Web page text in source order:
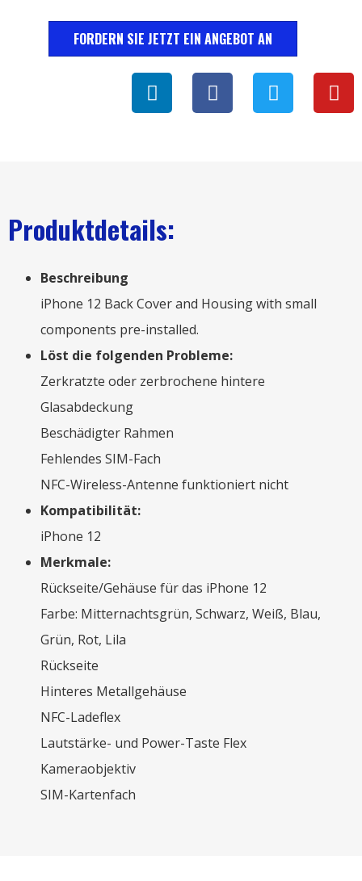
FORDERN SIE JETZT EIN ANGEBOT AN
Produktdetails:
Beschreibung
iPhone 12 Back Cover and Housing with small
components pre-installed.
Löst die folgenden Probleme:
Zerkratzte oder zerbrochene hintere
Glasabdeckung
Beschädigter Rahmen
Fehlendes SIM-Fach
NFC-Wireless-Antenne funktioniert nicht
Kompatibilität:
iPhone 12
Merkmale:
Rückseite/Gehäuse für das iPhone 12
Farbe: Mitternachtsgrün, Schwarz, Weiß, Blau,
Grün, Rot, Lila
Rückseite
Hinteres Metallgehäuse
NFC-Ladeflex
Lautstärke- und Power-Taste Flex
Kameraobjektiv
SIM-Kartenfach